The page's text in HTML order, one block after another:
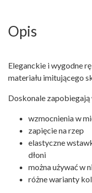
Opis
Eleganckie i wygodne
materiału imitującego
Doskonale zapobiegają
wzmocnienia w
zapięcie na rzep
elastyczne
dłoni
można używać w
różne warianty